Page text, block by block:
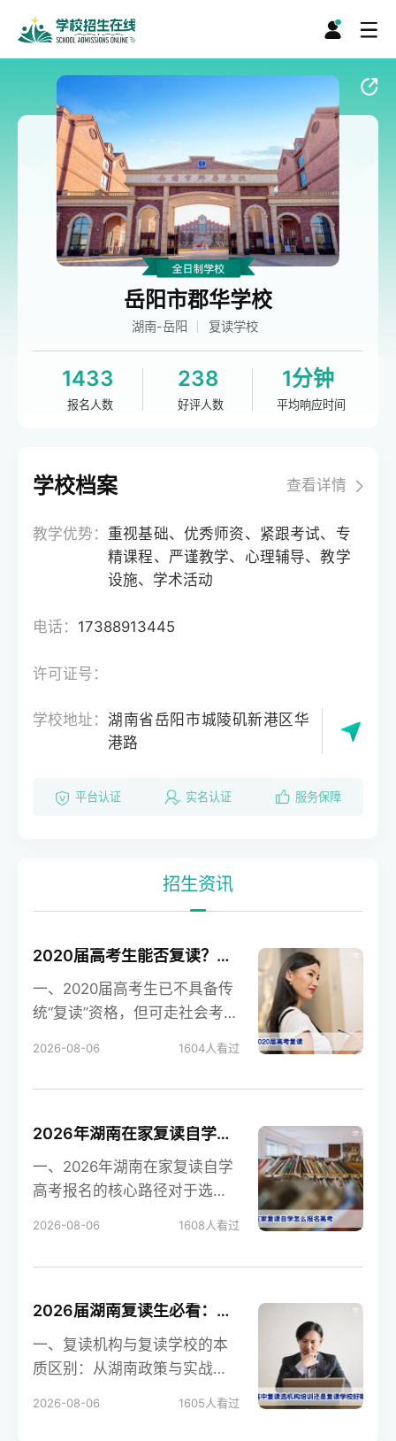
岳阳市郡华学校
湖南-岳阳 复读学校
1433
报名人数
238
好评人数
1分钟
平均响应时间
学校档案 查看详情
教学优势： 重视基础、优秀师资、紧跟考试、专
精课程、严谨教学、心理辅导、教学
设施、学术活动
电话： 17388913445
许可证号：
学校地址：湖南省岳阳市城陵矶新港区华
港路
平台认证 实名认证 服务保障
招生资讯
2020届高考生能否复读？湖南省社会考生高考报名政策全解析
一、2020届高考生已不具备传
统“复读”资格，但可走社会考生
2026-08-06 1604人看过
2026年湖南在家复读自学高考报名全攻略：社会考生流程与注意事项
一、2026年湖南在家复读自学
高考报名的核心路径对于选择
2026-08-06 1608 人看过
2026届湖南复读生必看：选机构培训还是复读学校？深度对比帮你做明智选择
一、复读机构与复读学校的本
质区别：从湖南政策与实战角
2026-08-06 1605 人看过